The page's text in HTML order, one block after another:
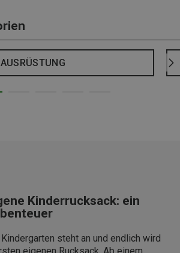
AUSRÜSTUNG
Kinderrucksack: ein
steht an und endlich wird